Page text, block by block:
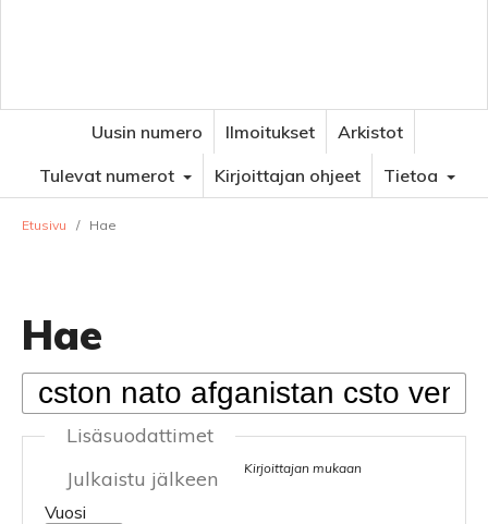
Uusin numero Ilmoitukset
Arkistot
Tulevat numerot
Kirjoittajan ohjeet Tietoa
Etusivu / Hae
Hae
Lisäsuodattimet
Julkaistu jälkeen
Vuosi
Kirjoittajan mukaan